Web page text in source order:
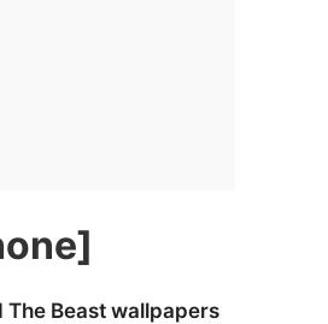
The Beast wallpapers